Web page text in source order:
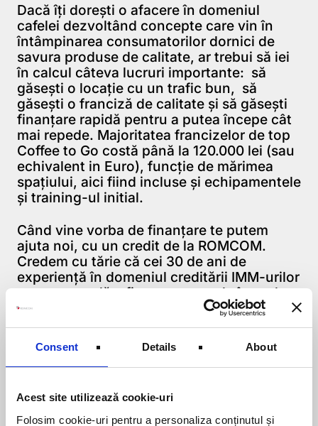
Consent Details About
Acest site utilizează cookie-uri
Folosim cookie-uri pentru a personaliza conținutul și
Dacă îți dorești o afacere în domeniul
cafelei dezvoltând concepte care vin în
întâmpinarea consumatorilor dornici de
savura produse de calitate, ar trebui să iei
în calcul câteva lucruri importante: să
găsești o locație cu un trafic bun, să
găsești o franciză de calitate și să găsești
finanțare rapidă pentru a putea începe cât
mai repede. Majoritatea francizelor de top
Coffee to Go costă până la 120.000 lei (sau
echivalent in Euro), funcție de mărimea
spațiului, aici fiind incluse și echipamentele
și training-ul initial.
Când vine vorba de finanțare te putem
ajuta noi, cu un credit de la ROMCOM.
Credem cu tărie că cei 30 de ani de
experiență în domeniul creditării IMM-urilor
ne recomandă a fi un partener de încredere
pentru afacerea ta. Îți putem oferi până la
120000 de RON pentru afacerea ta sub
forma unui credit de investiții. Procesul
pentru obținerea unui credit ROMCOM este
simplu și rapid. Mai ales dacă se întâmplă
Dorim să ne implicăm în povestea afacerii